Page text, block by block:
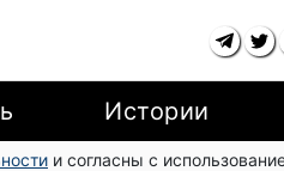
Истории
и согласны с